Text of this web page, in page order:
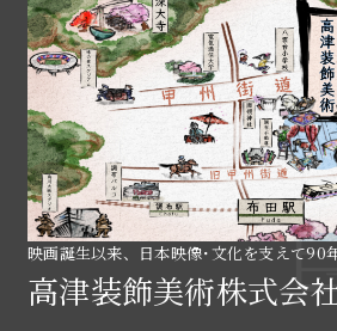
映画誕生以来、日本映像･文化を支えて90
高津装飾美術株式会